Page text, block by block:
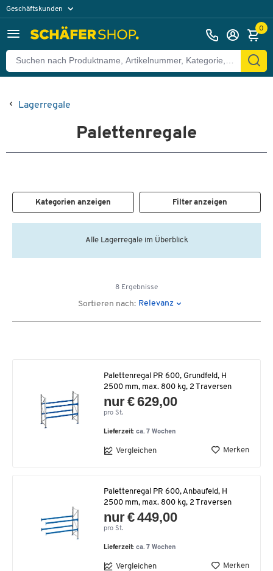
Geschäftskunden
0
Lagerregale
Palettenregale
Kategorien anzeigen Filter anzeigen
Alle Lagerregale im Überblick
8 Ergebnisse
Sortieren nach: Relevanz
Palettenregal PR 600, Grundfeld, H
2500 mm, max. 800 kg, 2 Traversen
nur € 629,00
pro St.
Lieferzeit:ca. 7 Wochen
Vergleichen Merken
Palettenregal PR 600, Anbaufeld, H
2500 mm, max. 800 kg, 2 Traversen
nur € 449,00
pro St.
Lieferzeit:ca. 7 Wochen
Vergleichen Merken